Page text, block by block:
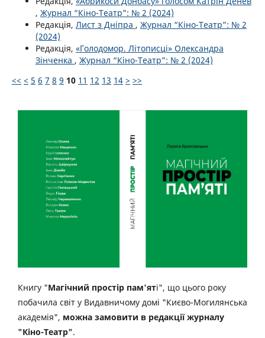
, Журнал “Кіно-Театр”: № 2 (2024)
Редакція, Лист з Дніпра , Журнал “Кіно-Театр”: № 2
(2024)
Редакція, «Голодомор. Літописці» Олександра
Зінченка , Журнал “Кіно-Театр”: № 2 (2024)
<< < 5 6 7 8 9 10 11 12 13 14 > >>
Книгу "Магічний простір пам'яті", що цього року
побачила світ у Видавничому домі "Києво-Могилянська
академія", можна замовити в редакції журналу
"Кіно-Театр".